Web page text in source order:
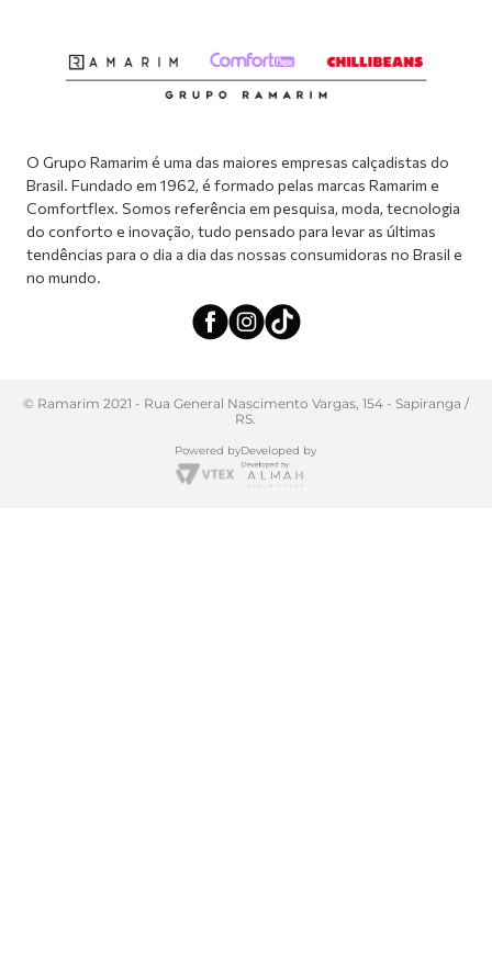
Atendimento via WhatsApp: (51) 2160-0740
O Grupo Ramarim é uma das maiores empresas calçadistas do
Brasil. Fundado em 1962, é formado pelas marcas Ramarim e
Comfortflex. Somos referência em pesquisa, moda, tecnologia
do conforto e inovação, tudo pensado para levar as últimas
tendências para o dia a dia das nossas consumidoras no Brasil e
no mundo.
© Ramarim 2021 - Rua General Nascimento Vargas, 154 - Sapiranga /
RS.
Powered byDeveloped by